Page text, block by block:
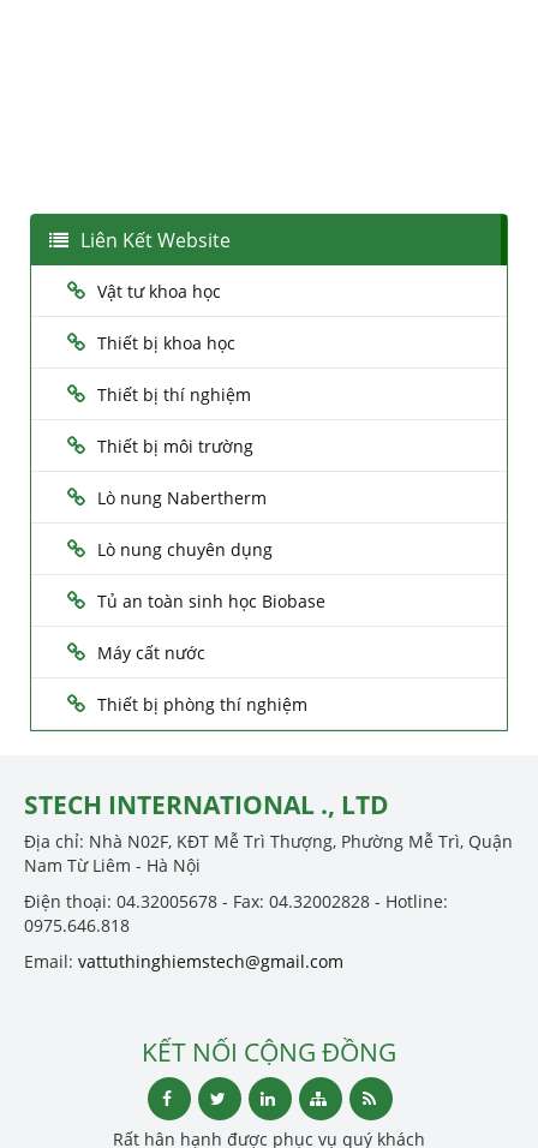
Liên Kết Website
Vật tư khoa học
Thiết bị khoa học
Thiết bị thí nghiệm
Thiết bị môi trường
Lò nung Nabertherm
Lò nung chuyên dụng
Tủ an toàn sinh học Biobase
Máy cất nước
Thiết bị phòng thí nghiệm
STECH INTERNATIONAL ., LTD
Địa chỉ: Nhà N02F, KĐT Mễ Trì Thượng, Phường Mễ Trì, Quận
Nam Từ Liêm - Hà Nội
Điện thoại: 04.32005678 - Fax: 04.32002828 - Hotline:
0975.646.818
Email: vattuthinghiemstech@gmail.com
KẾT NỐI CỘNG ĐỒNG
Rất hân hạnh được phục vụ quý khách